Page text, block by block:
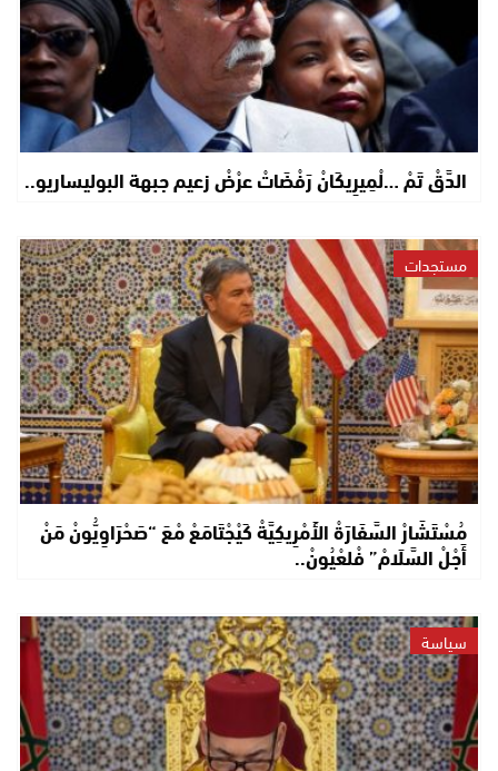
الدَّقْ تَمْ …لْمِيرِيكَانْ رَفْضَاتْ عرْضْ زعيم جبهة البوليساريو..
مستجدات
مُسْتَشَارْ السَّفَارَةْ الأَمْرِيكِيَّةْ كَيْجْتَامَعْ مْعَ “صَحْرَاوِيُّونْ مَنْ
أَجْلْ السَّلَامْ” فْلعْيُونْ..
سياسة